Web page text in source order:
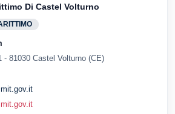
Di Castel Volturno
- 81030 Castel Volturno (CE)